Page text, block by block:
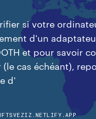
si votre
d'un
et pour savoir
cas échéant),
d'